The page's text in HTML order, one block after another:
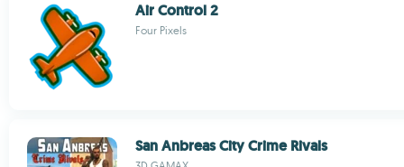
Air Control 2
Four Pixels
San Anbreas City Crime Rivals